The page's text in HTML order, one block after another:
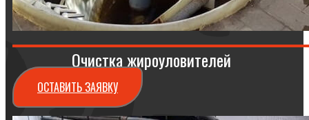
Очистка жироуловителей
ОСТАВИТЬ ЗАЯВКУ